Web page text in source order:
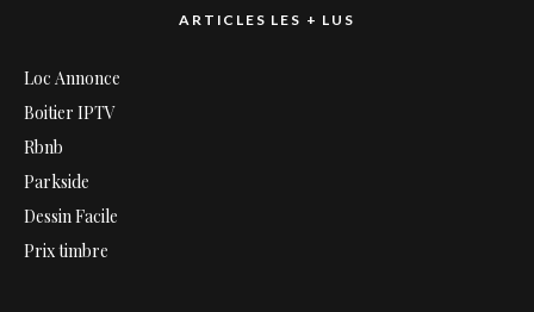
ARTICLES LES + LUS
Loc Annonce
Boitier IPTV
Rbnb
Parkside
Dessin Facile
Prix timbre